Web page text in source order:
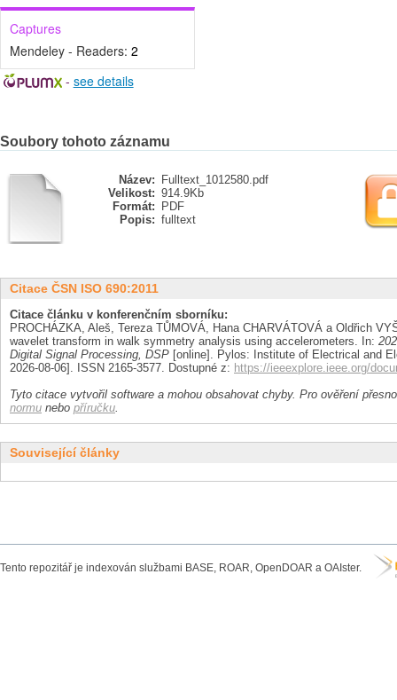
Captures
Mendeley - Readers: 2
- see details
Soubory tohoto záznamu
Název:
Fulltext_1012580.pdf
Velikost: 914.9Kb
Formát:
PDF
Popis: fulltext
Citace ČSN ISO 690:2011
Citace článku v konferenčním sborníku:
PROCHÁZKA, Aleš, Tereza TŮMOVÁ, Hana CHARVÁTOVÁ a Oldřich
wavelet transform in walk symmetry analysis using accelerometers. In:
Digital Signal Processing, DSP [online]. Pylos: Institute of Electrical and
2026-08-06]. ISSN 2165-3577. Dostupné z: https://ieeexplore.ieee.org/
Tyto citace vytvořil software a mohou obsahovat chyby. Pro ověření
normu nebo příručku.
Související články
Tento repozitář je indexován službami BASE, ROAR, OpenDOAR a OAIster.